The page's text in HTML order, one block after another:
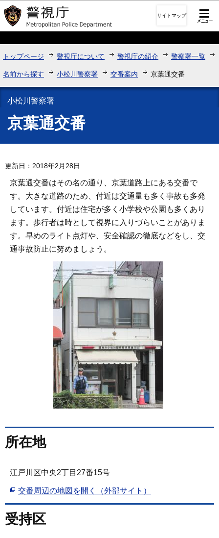
このページの本文へ移動
サイトマップ
トップページ 警視庁について 警視庁の紹介 警察署一覧
名前から探す 小松川警察署 交番案内 京葉通交番
小松川警察署
京葉通交番
更新日：2018年2月28日
京葉通交番はその名の通り、京葉道路上にある交番で
す。大きな道路のため、付近は交通量も多く事故も多発
しています。付近は住宅が多く小学校や公園も多くあり
ます。歩行者は時として視界に入りづらいことがありま
す。早めのライト点灯や、安全確認の徹底などをし、交
通事故防止に努めましょう。
所在地
江戸川区中央2丁目27番15号
交番周辺の地図を開く（外部サイト）
受持区